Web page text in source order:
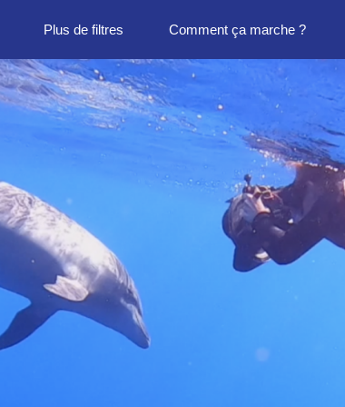
Plus de filtres Comment ça marche ?